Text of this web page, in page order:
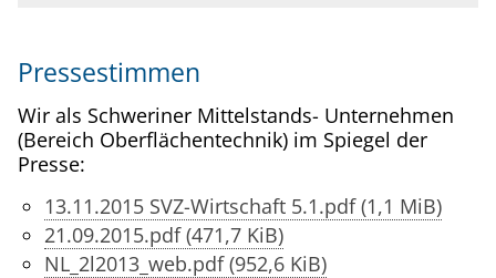
Pressestimmen
Wir als Schweriner Mittelstands- Unternehmen
(Bereich Oberflächentechnik) im Spiegel der
Presse:
13.11.2015 SVZ-Wirtschaft 5.1.pdf(1,1 MiB)
21.09.2015.pdf(471,7 KiB)
NL_2l2013_web.pdf(952,6 KiB)